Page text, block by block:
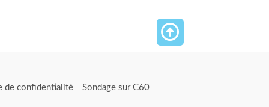
de confidentialité Sondage sur C60